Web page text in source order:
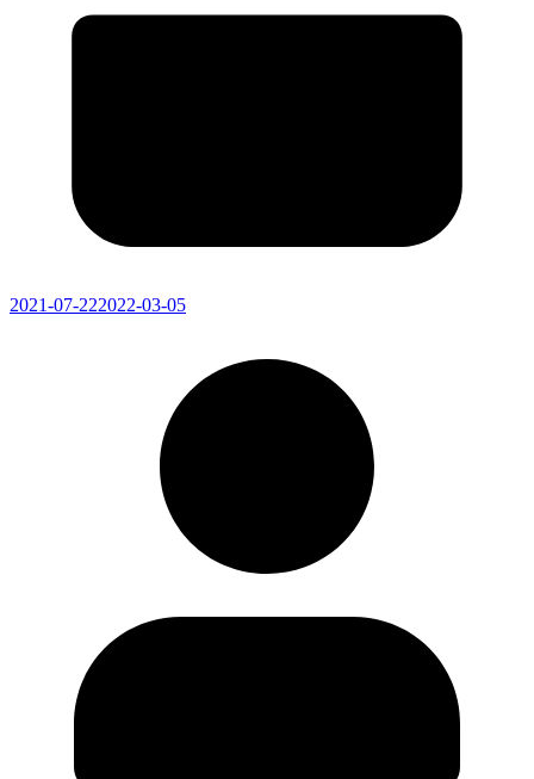
2021-07-222022-03-05